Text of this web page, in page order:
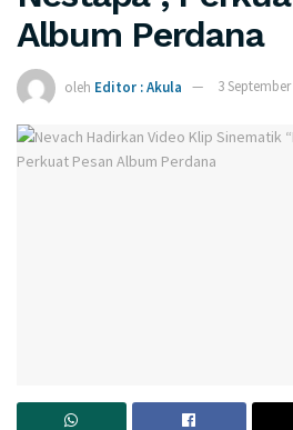
Album Perdana
oleh Editor : Akula 3